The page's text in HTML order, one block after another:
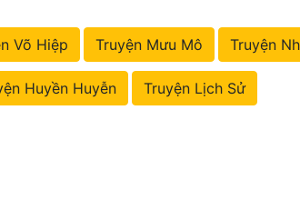
Võ Hiệp Truyện Mưu Mô Truyện
Huyền Huyễn Truyện Lịch Sử